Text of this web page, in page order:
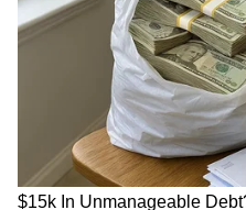
ಅಮೆರಿಕಾ ಸೇರಿದಂತೆ ಹಲವು
ಸಂಕಷ್ಟಎದುರಿಸುತ್ತಿವೆ.
ಉಳಿತಾಯ
ತೆಗೆದಿಡುವ ಜೀರಿಗೆ
ಆರ್ಥಿಕತೆ ರಕ್ಷಣೆ ಮಾಡಿದೆ.
ಗರ್ಭದವರೆಗೆ ಇರುವ ನಮ್ಮ
ಗೌರವ, ಸಮಾನತೆ